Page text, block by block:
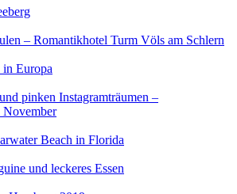
– Romantikhotel Turm Völs am Schlern
in Europa
pinken Instagramträumen –
November
Beach in Florida
und leckeres Essen